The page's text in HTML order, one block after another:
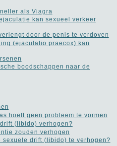
als Viagra
kan sexueel verkeer
door de penis te verdoven
(ejaculatio praecox) kan
boodschappen naar de
hoeft geen probleem te vormen
(libido) verhogen?
zouden verhogen
sexuele drift (libido) te verhogen?